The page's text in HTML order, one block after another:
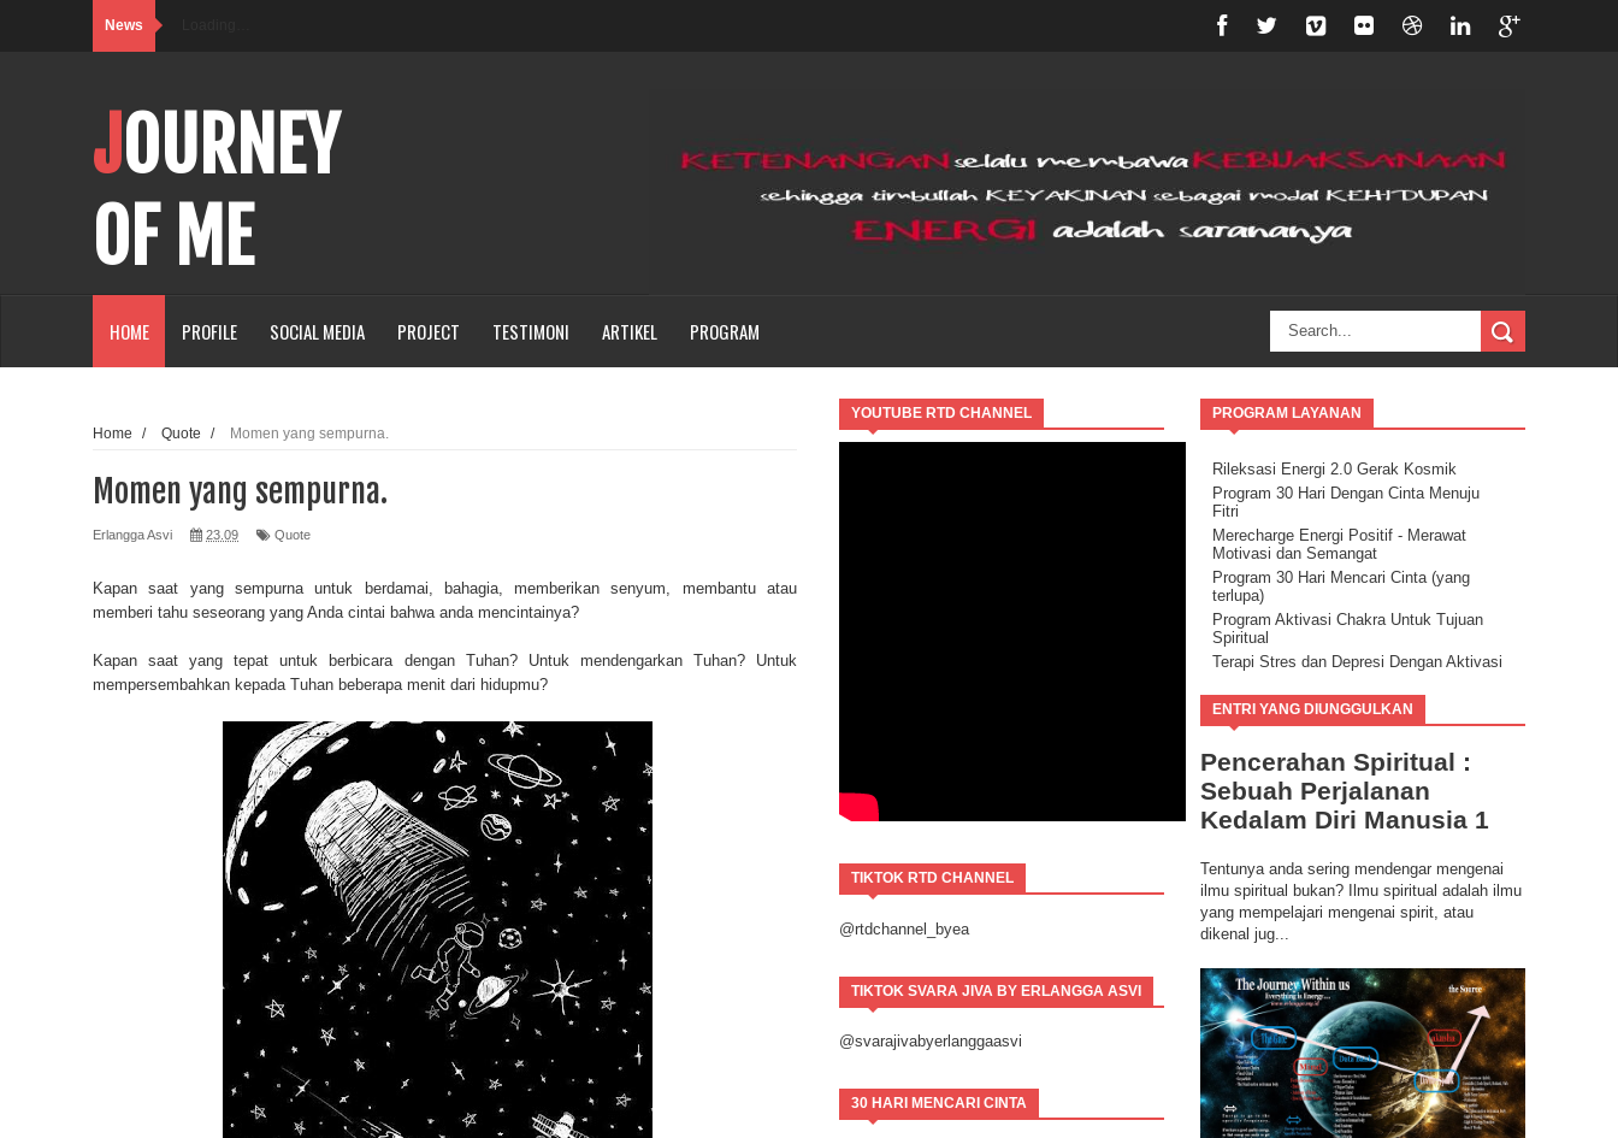
News
JOURNEY
OF ME
HOME PROFILE SOCIAL MEDIA PROJECT TESTIMONI ARTIKEL PROGRAM
YOUTUBE RTD CHANNEL
TIKTOK RTD CHANNEL
@rtdchannel_byea
TIKTOK SVARA JIVA BY ERLANGGA ASVI
@svarajivabyerlanggaasvi
30 HARI MENCARI CINTA
Home / Quote / Momen yang sempurna.
Momen yang sempurna.
Erlangga Asvi 23.09 Quote
Kapan saat yang sempurna untuk berdamai, bahagia, memberikan senyum, membantu atau
memberi tahu seseorang yang Anda cintai bahwa anda mencintainya?
Kapan saat yang tepat untuk berbicara dengan Tuhan? Untuk mendengarkan Tuhan? Untuk
mempersembahkan kepada Tuhan beberapa menit dari hidupmu?
PROGRAM LAYANAN
Rileksasi Energi 2.0 Gerak Kosmik
Program 30 Hari Dengan Cinta Menuju
Fitri
Merecharge Energi Positif - Merawat
Motivasi dan Semangat
Program 30 Hari Mencari Cinta (yang
terlupa)
Program Aktivasi Chakra Untuk Tujuan
Spiritual
Terapi Stres dan Depresi Dengan Aktivasi
Program Buang Sial untuk Datangkan
Keberuntungan & Kesuksesan dalam
Ilmu Spiritual Berbasis Energi Kesadaran
Program Coaching Holistic, Positif
Consciousness for Success
ENTRI YANG DIUNGGULKAN
Pencerahan Spiritual :
Sebuah Perjalanan
Kedalam Diri Manusia 1
Tentunya anda sering mendengar mengenai
ilmu spiritual bukan? Ilmu spiritual adalah ilmu
yang mempelajari mengenai spirit, atau
dikenal jug...